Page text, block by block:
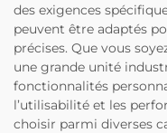
des exigences
peuvent être adaptés
précises. Que vous
une grande unité
fonctionnalités
l’utilisabilité et les
choisir parmi diverses